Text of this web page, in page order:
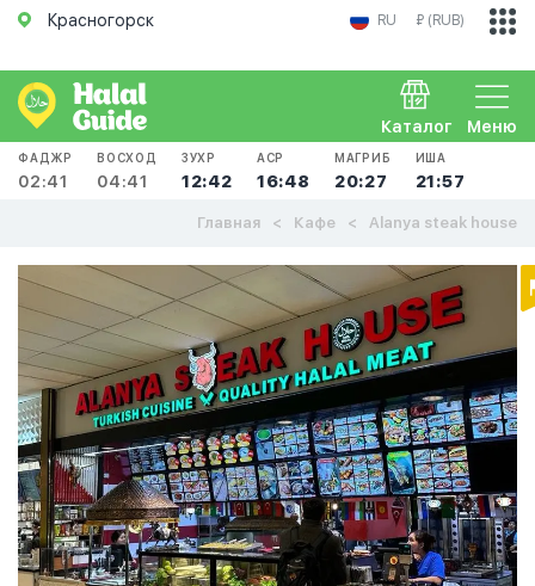
Красногорск RU ₽ (RUB)
Меню
Каталог
ФАДЖР
02:41
ВОСХОД
04:41
ЗУХР
12:42
АСР
16:48
МАГРИБ
20:27
ИША
21:57
Главная Кафе Alanya steak house